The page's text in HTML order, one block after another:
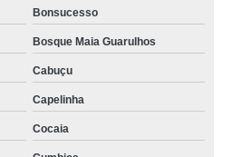
Bonsucesso
Bosque Maia Guarulhos
Cabuçu
Capelinha
Cocaia